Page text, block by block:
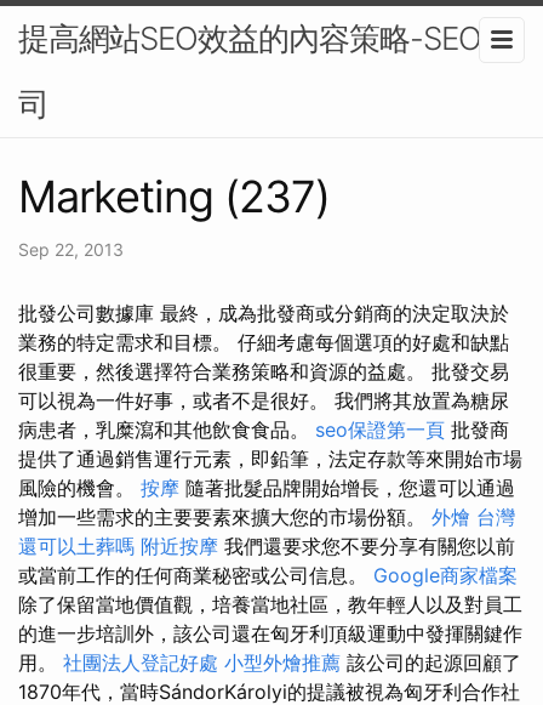
提高網站SEO效益的內容策略-SEO公
司
Marketing (237)
Sep 22, 2013
批發公司數據庫 最終，成為批發商或分銷商的決定取決於
業務的特定需求和目標。 仔細考慮每個選項的好處和缺點
很重要，然後選擇符合業務策略和資源的益處。 批發交易
可以視為一件好事，或者不是很好。 我們將其放置為糖尿
病患者，乳糜瀉和其他飲食食品。 seo保證第一頁 批發商
提供了通過銷售運行元素，即鉛筆，法定存款等來開始市場
風險的機會。 按摩 隨著批髮品牌開始增長，您還可以通過
增加一些需求的主要要素來擴大您的市場份額。 外燴 台灣
還可以土葬嗎 附近按摩 我們還要求您不要分享有關您以前
或當前工作的任何商業秘密或公司信息。 Google商家檔案
除了保留當地價值觀，培養當地社區，教年輕人以及對員工
的進一步培訓外，該公司還在匈牙利頂級運動中發揮關鍵作
用。 社團法人登記好處 小型外燴推薦 該公司的起源回顧了
1870年代，當時SándorKárolyi的提議被視為匈牙利合作社